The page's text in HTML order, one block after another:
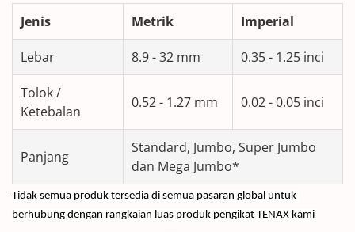
Jenis Metrik Imperial
Lebar 8.9 - 32 mm 0.35 - 1.25 inci
Tolok /
Ketebalan
0.52 - 1.27 mm 0.02 - 0.05 inci
Panjang
Standard, Jumbo, Super Jumbo
dan Mega Jumbo*
Tidak semua produk tersedia di semua pasaran global untuk
berhubung dengan rangkaian luas produk pengikat TENAX kami